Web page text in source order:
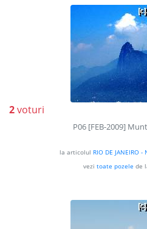
2voturi
P06 [FEB-2009]
la articolul RIO DE JANEIRO
vezi toate pozele de